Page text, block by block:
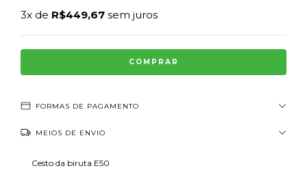
3x de R$449,67 sem juros
FORMAS DE PAGAMENTO
MEIOS DE ENVIO
Cesto da biruta E50